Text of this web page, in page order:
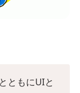
ともにUIと